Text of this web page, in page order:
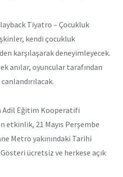
Tiyatro – Çocukluk
kendi çocukluk
karşılaşarak deneyimleyecek.
anılar, oyuncular tarafından
Adil Eğitim Kooperatifi
etkinlik, 21 Mayıs Perşembe
Metro yakınındaki Tarihi
Gösteri ücretsiz ve herkese açık